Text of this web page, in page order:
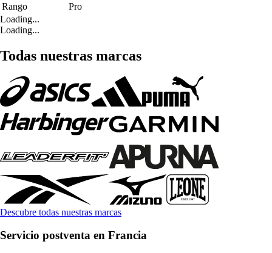
Rango
Pro
Loading...
Loading...
Todas nuestras marcas
Descubre todas nuestras marcas
Servicio postventa en Francia